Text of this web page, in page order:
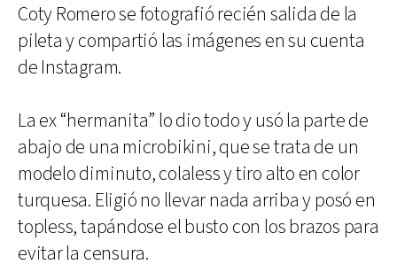
Coty Romero se fotografió recién salida de la
pileta y compartió las imágenes en su cuenta
de Instagram.
La ex “hermanita” lo dio todo y usó la parte de
abajo de una microbikini, que se trata de un
modelo diminuto, colaless y tiro alto en color
turquesa. Eligió no llevar nada arriba y posó en
topless, tapándose el busto con los brazos para
evitar la censura.